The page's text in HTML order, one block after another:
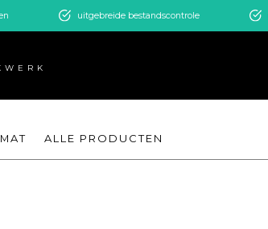
uitgebreide bestandscontrole
ALLE PRODUCTEN